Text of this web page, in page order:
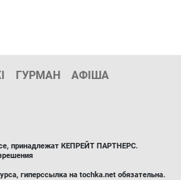
ГУРМАН АФІША
принадлежат КЕПРЕЙТ ПАРТНЕРС.
гиперссылка на tochka.net обязательна.